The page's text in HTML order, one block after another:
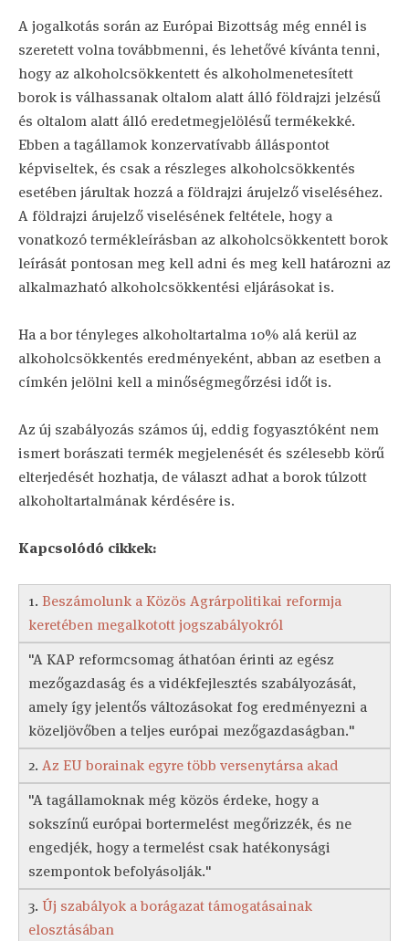
A jogalkotás során az Európai Bizottság még ennél is
szeretett volna továbbmenni, és lehetővé kívánta tenni,
hogy az alkoholcsökkentett és alkoholmenetesített
borok is válhassanak oltalom alatt álló földrajzi jelzésű
és oltalom alatt álló eredetmegjelölésű termékekké.
Ebben a tagállamok konzervatívabb álláspontot
képviseltek, és csak a részleges alkoholcsökkentés
esetében járultak hozzá a földrajzi árujelző viseléséhez.
A földrajzi árujelző viselésének feltétele, hogy a
vonatkozó termékleírásban az alkoholcsökkentett borok
leírását pontosan meg kell adni és meg kell határozni az
alkalmazható alkoholcsökkentési eljárásokat is.
Ha a bor tényleges alkoholtartalma 10% alá kerül az
alkoholcsökkentés eredményeként, abban az esetben a
címkén jelölni kell a minőségmegőrzési időt is.
Az új szabályozás számos új, eddig fogyasztóként nem
ismert borászati termék megjelenését és szélesebb körű
elterjedését hozhatja, de választ adhat a borok túlzott
alkoholtartalmának kérdésére is.
Kapcsolódó cikkek:
1. Beszámolunk a Közös Agrárpolitikai reformja
keretében megalkotott jogszabályokról
"A KAP reformcsomag áthatóan érinti az egész
mezőgazdaság és a vidékfejlesztés szabályozását,
amely így jelentős változásokat fog eredményezni a
közeljövőben a teljes európai mezőgazdaságban."
2. Az EU borainak egyre több versenytársa akad
"A tagállamoknak még közös érdeke, hogy a
sokszínű európai bortermelést megőrizzék, és ne
engedjék, hogy a termelést csak hatékonysági
szempontok befolyásolják."
3. Új szabályok a borágazat támogatásainak
elosztásában